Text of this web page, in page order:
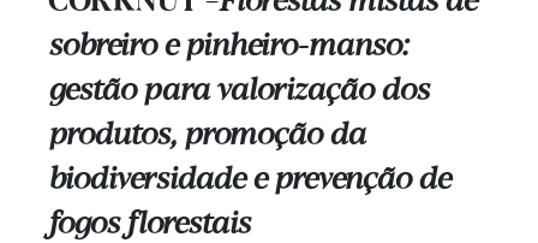
sobreiro e pinheiro-manso:
gestão para valorização dos
produtos, promoção da
biodiversidade e prevenção de
fogos florestais